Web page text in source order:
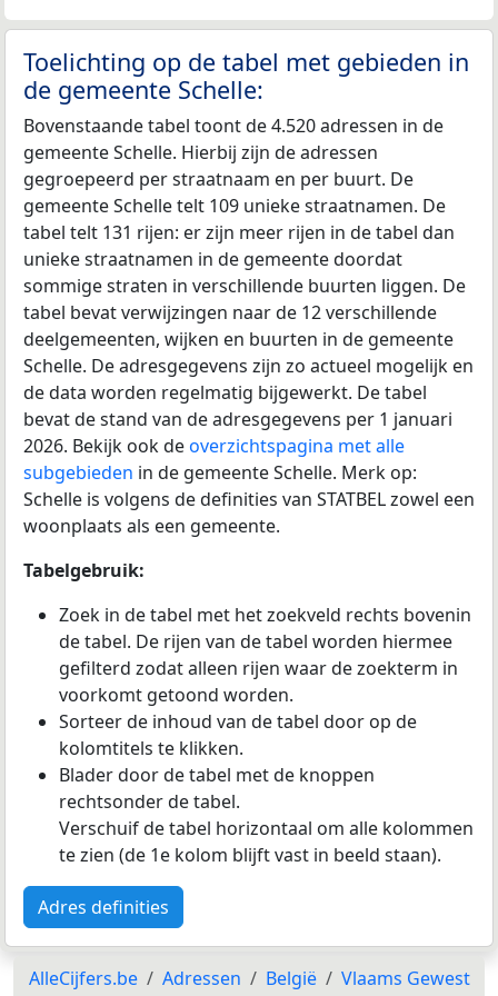
Toelichting op de tabel met gebieden in
de gemeente Schelle:
Bovenstaande tabel toont de 4.520 adressen in de
gemeente Schelle. Hierbij zijn de adressen
gegroepeerd per straatnaam en per buurt. De
gemeente Schelle telt 109 unieke straatnamen. De
tabel telt 131 rijen: er zijn meer rijen in de tabel dan
unieke straatnamen in de gemeente doordat
sommige straten in verschillende buurten liggen. De
tabel bevat verwijzingen naar de 12 verschillende
deelgemeenten, wijken en buurten in de gemeente
Schelle. De adresgegevens zijn zo actueel mogelijk en
de data worden regelmatig bijgewerkt. De tabel
bevat de stand van de adresgegevens per 1 januari
2026. Bekijk ook deoverzichtspagina met alle
subgebieden in de gemeente Schelle. Merk op:
Schelle is volgens de definities van STATBEL zowel een
woonplaats als een gemeente.
Tabelgebruik:
Zoek in de tabel met het zoekveld rechts bovenin
de tabel. De rijen van de tabel worden hiermee
gefilterd zodat alleen rijen waar de zoekterm in
voorkomt getoond worden.
Sorteer de inhoud van de tabel door op de
kolomtitels te klikken.
Blader door de tabel met de knoppen
rechtsonder de tabel.
Verschuif de tabel horizontaal om alle kolommen
te zien (de 1e kolom blijft vast in beeld staan).
Adres definities
AlleCijfers.be Adressen België
Vlaams Gewest